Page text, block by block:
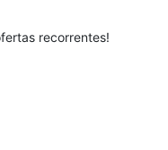
recorrentes!